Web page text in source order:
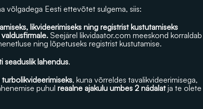
võlgadega Eesti ettevõtet sulgema, siis:
likvideerimiseks ning registrist kustutamiseks
valdusfirmale. Seejärel likvidaator.com meeskond korraldab
ning lõpetuseks registrist kustutamise.
seaduslik lahendus.
turbolikvideerimiseks, kuna võrreldes tavalikvideerimisega,
puhul reaalne ajakulu umbes 2 nädalat ja te olete